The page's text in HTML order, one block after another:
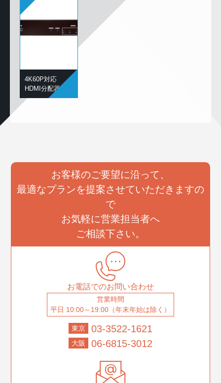
4K60P対応
HDMI分配器
お客様のご要望に沿って、
最適なプランを提案させていただきますの
で
お気軽に営業担当者へ
ご相談下さい。
お電話でのお問い合わせ
営業時間
平日 10:00～19:00（年末年始は除く）
東京 03-3522-1621
大阪 06-6815-3012